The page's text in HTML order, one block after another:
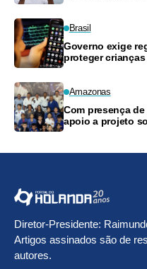
Brasil
Governo exige
proteger
Amazonas
Com presença
apoio a projeto
Diretor-Presidente:
Artigos assinados são de
autores.